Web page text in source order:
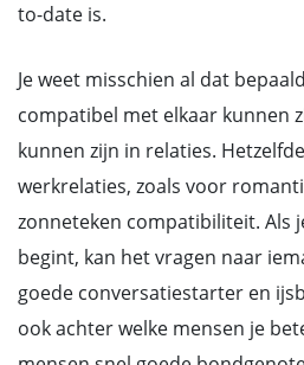
to-date is.
Je weet misschien al dat
compatibel met elkaar kunnen
kunnen zijn in relaties.
werkrelaties, zoals voor
zonneteken compatibiliteit. Als
begint, kan het vragen naar
goede conversatiestarter en
ook achter welke mensen je